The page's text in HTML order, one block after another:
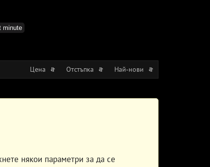
minute
Цена Отстъпка Най-нови
някои параметри за да се